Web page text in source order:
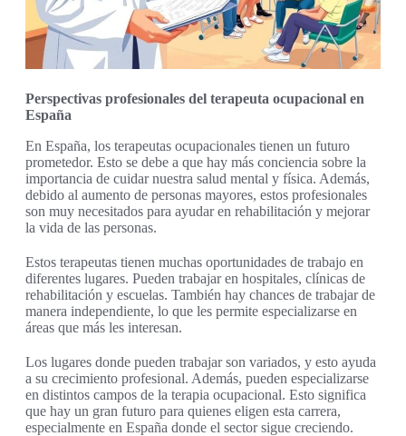
Perspectivas profesionales del terapeuta ocupacional en
España
En España, los terapeutas ocupacionales tienen un futuro
prometedor. Esto se debe a que hay más conciencia sobre la
importancia de cuidar nuestra salud mental y física. Además,
debido al aumento de personas mayores, estos profesionales
son muy necesitados para ayudar en rehabilitación y mejorar
la vida de las personas.
Estos terapeutas tienen muchas oportunidades de trabajo en
diferentes lugares. Pueden trabajar en hospitales, clínicas de
rehabilitación y escuelas. También hay chances de trabajar de
manera independiente, lo que les permite especializarse en
áreas que más les interesan.
Los lugares donde pueden trabajar son variados, y esto ayuda
a su crecimiento profesional. Además, pueden especializarse
en distintos campos de la terapia ocupacional. Esto significa
que hay un gran futuro para quienes eligen esta carrera,
especialmente en España donde el sector sigue creciendo.